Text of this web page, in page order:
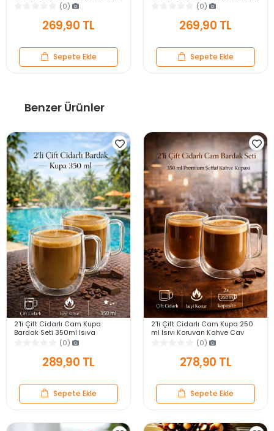
Siyah Rose Gold Standlı
Dekoratif Yakın Ayna
(0)
269,90 TL
Sepete Ekle
Siyah Rose Gold Standlı
Dekoratif Yakın Ayna
(0)
269,90 TL
Sepete Ekle
Benzer Ürünler
2'li Çift Cidarlı Cam Kupa
Bardak Seti 350ml Isıya
Dayanıklı Espresso Sunum
Kulplu Kahve Bardağı
(0)
289,90 TL
Sepete Ekle
2’li Çift Cidarlı Cam Kupa 250
ml Isıyı Koruyan Kahve Çay
Fincanı Kulplu Espresso Cam
(0)
278,90 TL
Sepete Ekle